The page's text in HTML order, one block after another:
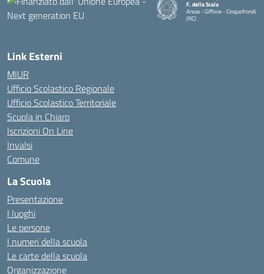
F. della Scala
Anoia - Giffone - Cinquefrondi
(RC)
Link Esterni
MIUR
Ufficio Scolastico Regionale
Ufficio Scolastico Territoriale
Scuola in Chiaro
Iscrizioni On Line
Invalsi
Comune
La Scuola
Presentazione
I luoghi
Le persone
I numeri della scuola
Le carte della scuola
Organizzazione